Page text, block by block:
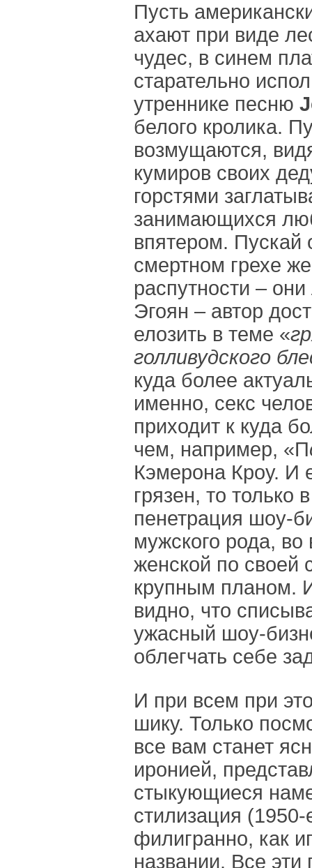
Пусть
ахают при виде
чудес, в синем
старательно
утреннике песню
белого кролика.
возмущаются,
кумиров своих
горстями
занимающихся
впятером. Пускай
смертном грехе
распутности –
Эгоян – автор
елозить в теме «
голливудского
куда более
именно, секс
приходит к куда
чем, например, «П
Кэмерона Кроу. И
грязен, то только
пенетрация шоу-
мужского рода, во
женской по своей
крупным планом.
видно, что
ужасный шоу-
облегчать себе
И при всем при
шику. Только
все вам станет
иронией,
стыкующиеся
стилизация
филигранно, как
названии. Все